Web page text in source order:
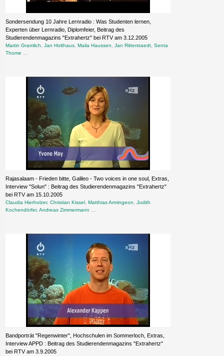
Sondersendung 10 Jahre Lernradio : Was Studenten lernen,
Experten über Lernradio, Diplomfeier, Beitrag des
Studierendenmagazins "Extrahertz" bei RTV am 3.12.2005
Martin Gramlich,Jan Holthaus, Maila Haussen,Jan Ritterstaedt,Senta
Thome …
Rajasalaam - Frieden bitte, Galileo - Two voices in one soul, Extras,
Interview "Solun" : Beitrag des Studierendenmagazins "Extrahertz"
bei RTV am 15.10.2005
Claudia Hierholzer,Christian Kissel , Matthias Armingeon,Judith
Kochendörfer,Andreas Zimmermann …
Bandporträt "Regenwinter", Hochschulen im Sommerloch, Extras,
Interview APPD : Beitrag des Studierendenmagazins "Extrahertz"
bei RTV am 3.9.2005